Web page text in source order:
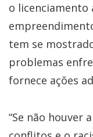
o licenciamento
tem se
problemas
fornece ações
“Se não houver